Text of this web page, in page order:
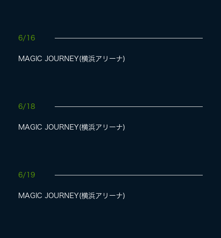
6/16
MAGIC JOURNEY(横浜アリーナ)
6/18
MAGIC JOURNEY(横浜アリーナ)
6/19
MAGIC JOURNEY(横浜アリーナ)